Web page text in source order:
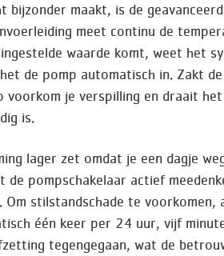
bijzonder maakt, is de
meet continu de
waarde komt, weet het
de pomp automatisch in. Zakt
je verspilling en draait het
is.
lager zet omdat je een dagje
pompschakelaar actief
Om stilstandschade te voorkomen,
één keer per 24 uur, vijf
tegengegaan, wat de